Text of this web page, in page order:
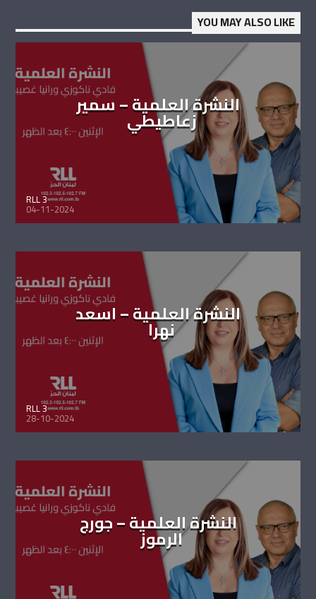
YOU MAY ALSO LIKE
النشرة العلمية – سمير
زعاطيطي
RLL 3
04-11-2024
النشرة العلمية – اسعد
نهرا
RLL 3
28-10-2024
النشرة العلمية – جورج
الرموز